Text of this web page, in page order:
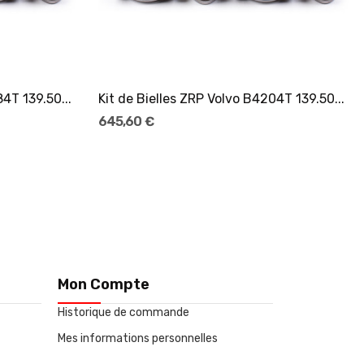
139.50...
Kit de Bielles ZRP Volvo B4204T 139.50...
645,60 €
Mon Compte
Historique de commande
Mes informations personnelles